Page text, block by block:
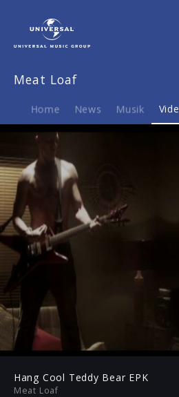
Video
Hang
Bear
Meat Loaf
Home News Musik
Play
Hang Cool Teddy Bear EPK
Meat Loaf